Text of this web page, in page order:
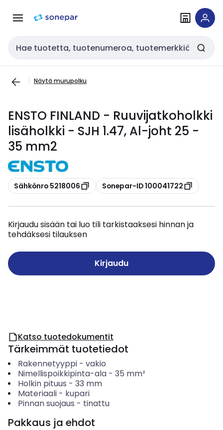
navigointiinsisältöön
Haku
Näytä murupolku
ENSTO FINLAND - Ruuvijatkoholkki
lisäholkki - SJH 1.47, Al-joht 25 -
35 mm2
Kopioi
Sähkönro 5218006 Kopioi
Sonepar-ID 100041722
Kirjaudu sisään tai luo tili tarkistaaksesi hinnan ja
tehdäksesi tilauksen
Kirjaudu
Katso tuotedokumentit
Tärkeimmät tuotetiedot
Rakennetyyppi- vakio
Nimellispoikkipinta-ala- 35 mm²
Holkin pituus - 33 mm
Materiaali- kupari
Pinnan suojaus - tinattu
Pakkaus ja ehdot